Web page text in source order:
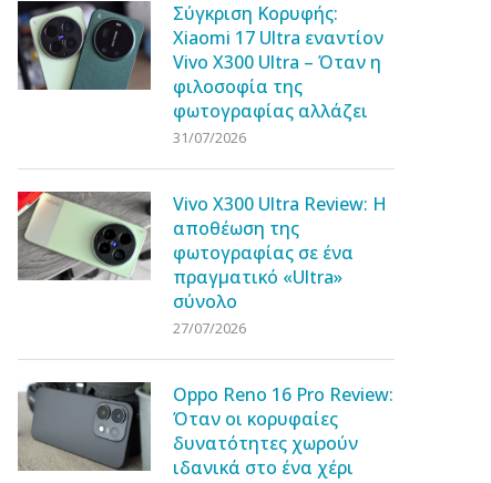
Σύγκριση Κορυφής:
Xiaomi 17 Ultra εναντίον
Vivo X300 Ultra – Όταν η
φιλοσοφία της
φωτογραφίας αλλάζει
31/07/2026
Vivo X300 Ultra Review: Η
αποθέωση της
φωτογραφίας σε ένα
πραγματικό «Ultra»
σύνολο
27/07/2026
Oppo Reno 16 Pro Review:
Όταν οι κορυφαίες
δυνατότητες χωρούν
ιδανικά στο ένα χέρι